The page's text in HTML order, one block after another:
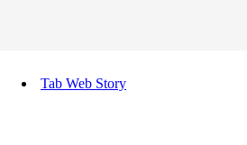
Tab Web Story